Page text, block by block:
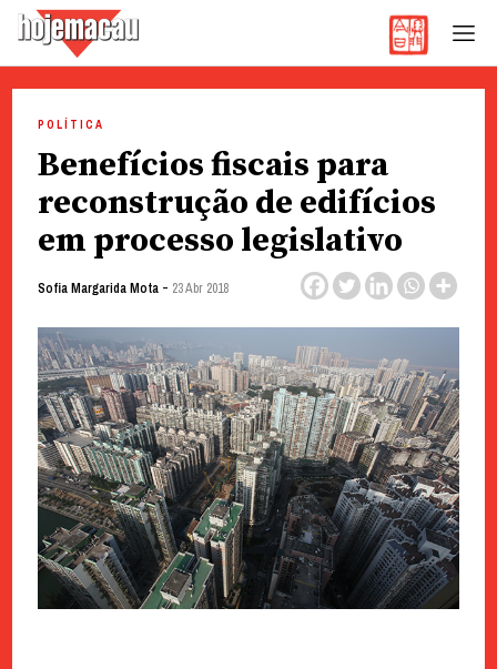
content
POLÍTICA
Benefícios fiscais para
reconstrução de edifícios
em processo legislativo
Sofia Margarida Mota- 23 Abr 2018